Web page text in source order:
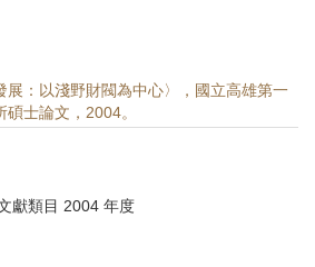
展：以淺野財閥為中心〉，國立高雄第一
士論文，2004。
獻類目 2004 年度